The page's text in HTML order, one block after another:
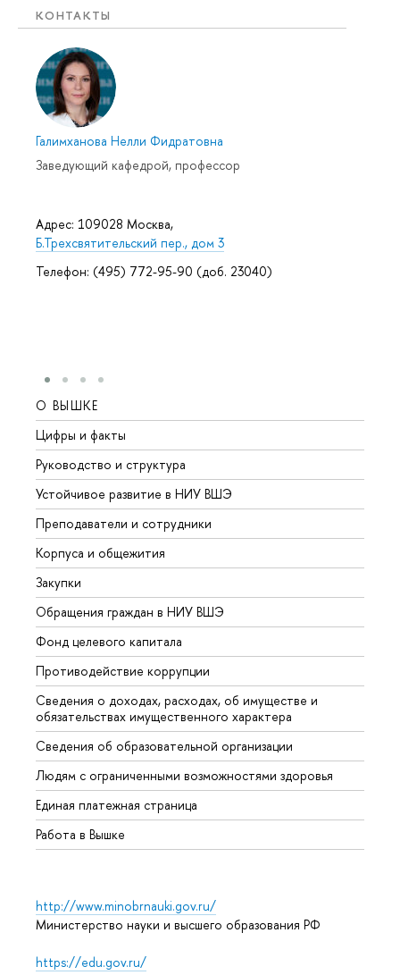
КОНТАКТЫ
Галимханова Нелли Фидратовна
Заведующий кафедрой, профессор
Адрес: 109028 Москва,
Б.Трехсвятительский пер., дом 3
Телефон: (495) 772-95-90 (доб. 23040)
О ВЫШКЕ
Цифры и факты
Руководство и структура
Устойчивое развитие в НИУ ВШЭ
Преподаватели и сотрудники
Корпуса и общежития
Закупки
Обращения граждан в НИУ ВШЭ
Фонд целевого капитала
Противодействие коррупции
Сведения о доходах, расходах, об имуществе и
обязательствах имущественного характера
Сведения об образовательной организации
Людям с ограниченными возможностями здоровья
Единая платежная страница
Работа в Вышке
http://www.minobrnauki.gov.ru/
Министерство науки и высшего образования РФ
https://edu.gov.ru/